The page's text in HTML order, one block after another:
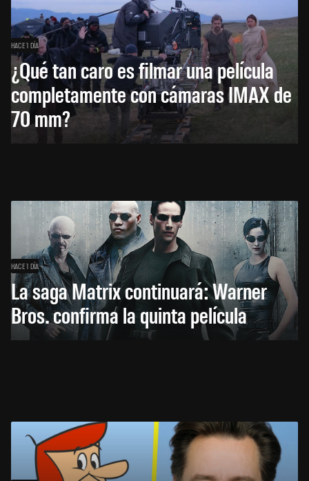
HACE 1 DÍA
¿Qué tan caro es filmar una película
completamente con cámaras IMAX de
70 mm?
HACE 1 DÍA
La saga Matrix continuará: Warner
Bros. confirma la quinta película